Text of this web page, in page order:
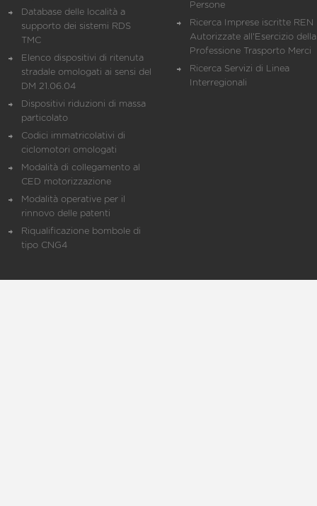
Database delle località a
supporto dei sistemi RDS
TMC
Elenco dispositivi di ritenuta
stradale omologati ai sensi del
DM 21.06.04
Dispositivi riduzioni di massa
particolato
Codici immatricolativi di
ciclomotori omologati
Modalità di collegamento al
CED motorizzazione
Modalità operative per il
rinnovo delle patenti
Riqualificazione bombole di
tipo CNG4
Persone
Ricerca Imprese iscritte REN
Autorizzate all'Esercizio della
Professione Trasporto Merci
Ricerca Servizi di Linea
Interregionali